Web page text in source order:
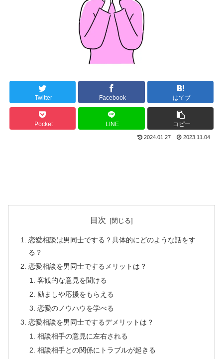
Twitter Facebook はてブ
Pocket LINE コピー
2024.01.27 2023.11.04
目次
恋愛相談は男同士でする？具体的にどのような話をす
る？
恋愛相談を男同士でするメリットは？
客観的な意見を聞ける
励ましや応援をもらえる
恋愛のノウハウを学べる
恋愛相談を男同士でするデメリットは？
相談相手の意見に左右される
相談相手との関係にトラブルが起きる